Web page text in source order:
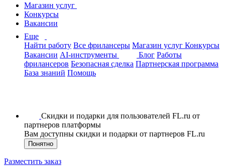
Магазин услуг
Конкурсы
Вакансии
Еще
Найти работу Все фрилансеры Магазин услуг Конкурсы
Вакансии AI-инструменты Блог Работы
фрилансеров Безопасная сделка Партнерская программа
База знаний Помощь
Скидки и подарки для пользователей FL.ru от
партнеров платформы
Вам доступны скидки и подарки от партнеров FL.ru
Понятно
Разместить заказ